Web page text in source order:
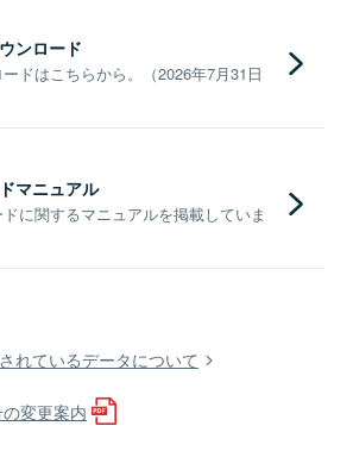
ンロード
ドはこちらから。（2026年7月31日
マニュアル
に関するマニュアルを掲載していま
れているデータについて
変更案内